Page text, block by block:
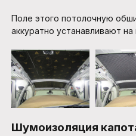
Поле этого потолочную
аккуратно устанавливают на
Шумоизоляция